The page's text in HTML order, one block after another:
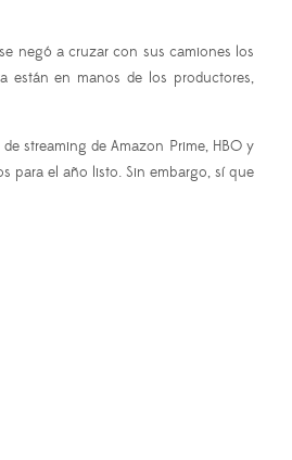
negó a cruzar con sus camiones los
están en manos de los productores,
streaming de Amazon Prime, HBO y
para el año listo. Sin embargo, sí que